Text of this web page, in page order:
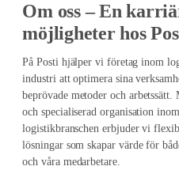
Om oss – En
möjligheter hos
På Posti hjälper vi företag inom
industri att optimera sina
beprövade metoder och arbetssätt.
och specialiserad organisation inom
logistikbranschen erbjuder vi
lösningar som skapar värde för
och våra medarbetare.